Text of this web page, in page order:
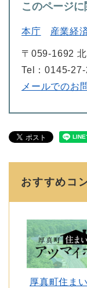
このページ
本庁 産業経
〒059-1692
Tel：0145-
メールでのお
おすすめコ
厚真町住ま